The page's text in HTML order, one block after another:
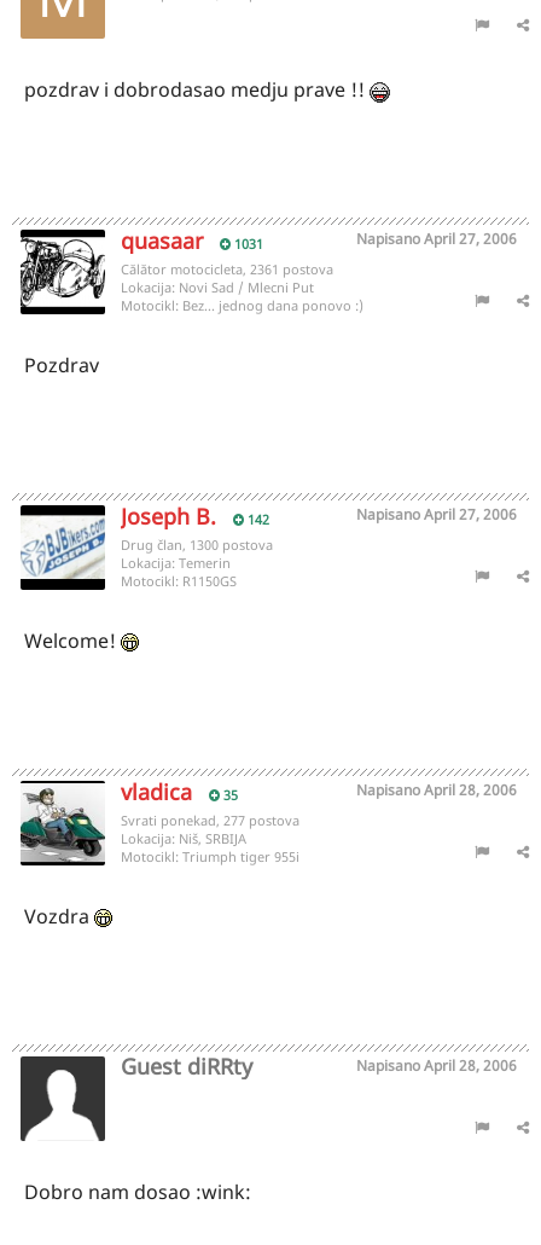
pozdrav i dobrodasao medju prave !!
quasaar 1031 NapisanoApril 27, 2006
Călător motocicleta, 2361 postova
Lokacija: Novi Sad / Mlecni Put
Motocikl: Bez... jednog dana ponovo :)
Pozdrav
Joseph B. 142 NapisanoApril 27, 2006
Drug član, 1300 postova
Lokacija: Temerin
Motocikl: R1150GS
Welcome!
vladica 35 NapisanoApril 28, 2006
Svrati ponekad, 277 postova
Lokacija: Niš, SRBIJA
Motocikl: Triumph tiger 955i
Vozdra
Guest diRRty NapisanoApril 28, 2006
Dobro nam dosao :wink: